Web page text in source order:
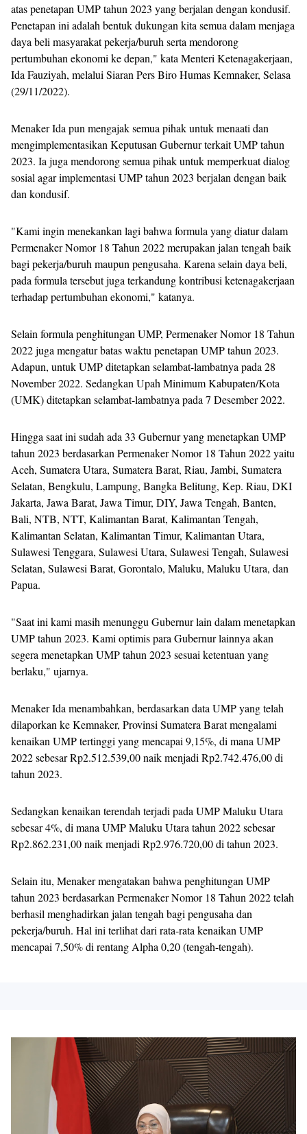
atas penetapan UMP tahun 2023 yang berjalan dengan kondusif.
Penetapan ini adalah bentuk dukungan kita semua dalam menjaga
daya beli masyarakat pekerja/buruh serta mendorong
pertumbuhan ekonomi ke depan," kata Menteri Ketenagakerjaan,
Ida Fauziyah, melalui Siaran Pers Biro Humas Kemnaker, Selasa
(29/11/2022).
Menaker Ida pun mengajak semua pihak untuk menaati dan
mengimplementasikan Keputusan Gubernur terkait UMP tahun
2023. Ia juga mendorong semua pihak untuk memperkuat dialog
sosial agar implementasi UMP tahun 2023 berjalan dengan baik
dan kondusif.
"Kami ingin menekankan lagi bahwa formula yang diatur dalam
Permenaker Nomor 18 Tahun 2022 merupakan jalan tengah baik
bagi pekerja/buruh maupun pengusaha. Karena selain daya beli,
pada formula tersebut juga terkandung kontribusi ketenagakerjaan
terhadap pertumbuhan ekonomi," katanya.
Selain formula penghitungan UMP, Permenaker Nomor 18 Tahun
2022 juga mengatur batas waktu penetapan UMP tahun 2023.
Adapun, untuk UMP ditetapkan selambat-lambatnya pada 28
November 2022. Sedangkan Upah Minimum Kabupaten/Kota
(UMK) ditetapkan selambat-lambatnya pada 7 Desember 2022.
Hingga saat ini sudah ada 33 Gubernur yang menetapkan UMP
tahun 2023 berdasarkan Permenaker Nomor 18 Tahun 2022 yaitu
Aceh, Sumatera Utara, Sumatera Barat, Riau, Jambi, Sumatera
Selatan, Bengkulu, Lampung, Bangka Belitung, Kep. Riau, DKI
Jakarta, Jawa Barat, Jawa Timur, DIY, Jawa Tengah, Banten,
Bali, NTB, NTT, Kalimantan Barat, Kalimantan Tengah,
Kalimantan Selatan, Kalimantan Timur, Kalimantan Utara,
Sulawesi Tenggara, Sulawesi Utara, Sulawesi Tengah, Sulawesi
Selatan, Sulawesi Barat, Gorontalo, Maluku, Maluku Utara, dan
Papua.
"Saat ini kami masih menunggu Gubernur lain dalam menetapkan
UMP tahun 2023. Kami optimis para Gubernur lainnya akan
segera menetapkan UMP tahun 2023 sesuai ketentuan yang
berlaku," ujarnya.
Menaker Ida menambahkan, berdasarkan data UMP yang telah
dilaporkan ke Kemnaker, Provinsi Sumatera Barat mengalami
kenaikan UMP tertinggi yang mencapai 9,15%, di mana UMP
2022 sebesar Rp2.512.539,00 naik menjadi Rp2.742.476,00 di
tahun 2023.
Sedangkan kenaikan terendah terjadi pada UMP Maluku Utara
sebesar 4%, di mana UMP Maluku Utara tahun 2022 sebesar
Rp2.862.231,00 naik menjadi Rp2.976.720,00 di tahun 2023.
Selain itu, Menaker mengatakan bahwa penghitungan UMP
tahun 2023 berdasarkan Permenaker Nomor 18 Tahun 2022 telah
berhasil menghadirkan jalan tengah bagi pengusaha dan
pekerja/buruh. Hal ini terlihat dari rata-rata kenaikan UMP
mencapai 7,50% di rentang Alpha 0,20 (tengah-tengah).